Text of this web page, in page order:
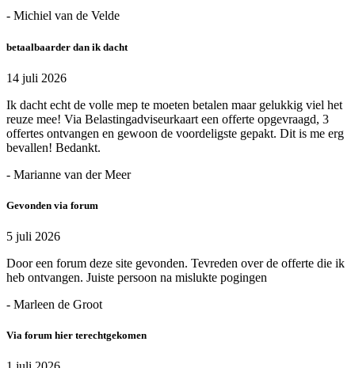
- Michiel van de Velde
betaalbaarder dan ik dacht
14 juli 2026
Ik dacht echt de volle mep te moeten betalen maar gelukkig viel het
reuze mee! Via Belastingadviseurkaart een offerte opgevraagd, 3
offertes ontvangen en gewoon de voordeligste gepakt. Dit is me erg
bevallen! Bedankt.
- Marianne van der Meer
Gevonden via forum
5 juli 2026
Door een forum deze site gevonden. Tevreden over de offerte die ik
heb ontvangen. Juiste persoon na mislukte pogingen
- Marleen de Groot
Via forum hier terechtgekomen